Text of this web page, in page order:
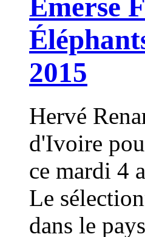
Emerse
2015
Hervé
d'Ivoire
ce mardi 4
Le
dans le